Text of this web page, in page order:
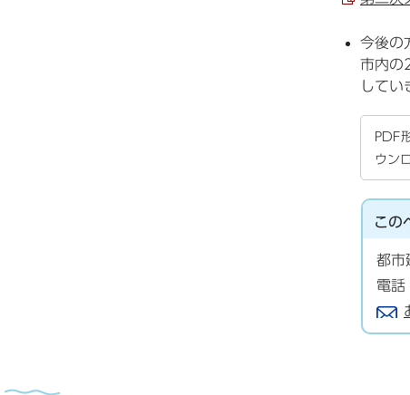
今後の
市内の
してい
PDF
ウン
この
都
電